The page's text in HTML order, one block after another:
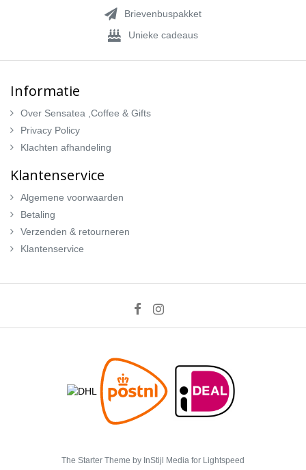
Brievenbuspakket
Unieke cadeaus
Informatie
Over Sensatea ,Coffee & Gifts
Privacy Policy
Klachten afhandeling
Klantenservice
Algemene voorwaarden
Betaling
Verzenden & retourneren
Klantenservice
The Starter Theme by InStijl Media for Lightspeed